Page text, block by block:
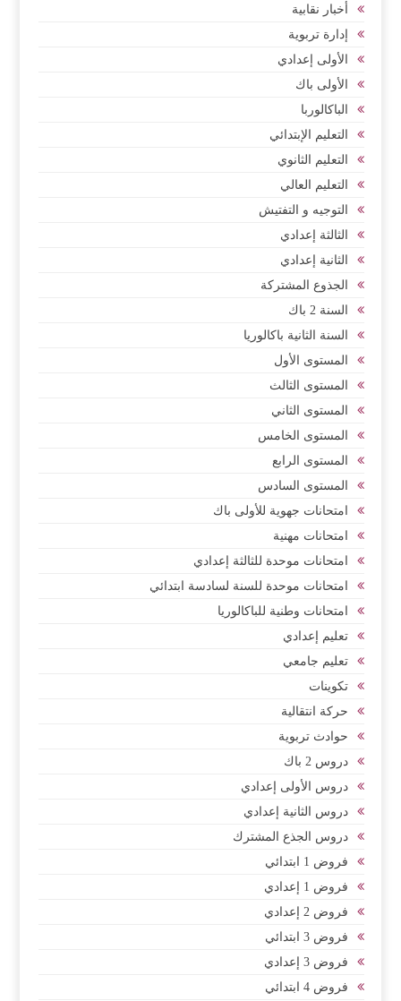
أخبار نقابية
إدارة تربوية
الأولى إعدادي
الأولى باك
الباكالوربا
التعليم الإبتدائي
التعليم الثانوي
التعليم العالي
التوجيه و التفتيش
الثالثة إعدادي
الثانية إعدادي
الجذوع المشتركة
السنة 2 باك
السنة الثانية باكالوريا
المستوى الأول
المستوى الثالث
المستوى الثاني
المستوى الخامس
المستوى الرابع
المستوى السادس
امتحانات جهوية للأولى باك
امتحانات مهنية
امتحانات موحدة للثالثة إعدادي
امتحانات موحدة للسنة لسادسة ابتدائي
امتحانات وطنية للباكالوريا
تعليم إعدادي
تعليم جامعي
تكوينات
حركة انتقالية
حوادث تربوية
دروس 2 باك
دروس الأولى إعدادي
دروس الثانية إعدادي
دروس الجذع المشترك
فروض 1 ابتدائي
فروض 1 إعدادي
فروض 2 إعدادي
فروض 3 ابتدائي
فروض 3 إعدادي
فروض 4 ابتدائي